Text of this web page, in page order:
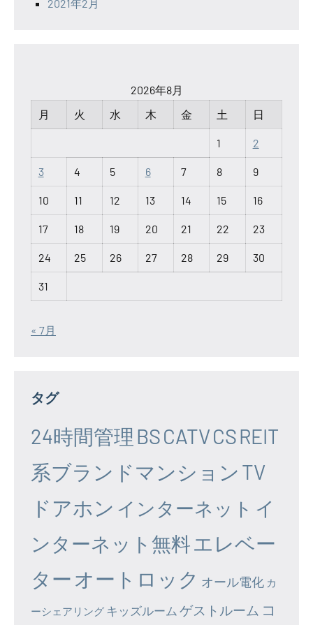
2021年2月
2026年8月
月
火 水 木 金 土 日
1 2
3 4 5 6 7 8 9
10 11 12 13 14 15 16
17 18 19 20 21 22 23
24 25 26 27 28 29 30
31
« 7月
タグ
24時間管理 BSCATVCSREIT
系ブランドマンション TV
ドアホン インターネット イ
ンターネット無料エレベー
ター オートロック オール電化 カ
ーシェアリング キッズルーム ゲストルーム コ